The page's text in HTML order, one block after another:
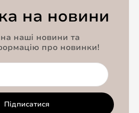
на новини
наші новини та
про новинки!
Підписатися